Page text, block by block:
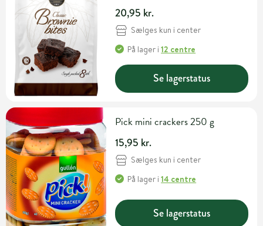
20,95 kr.
Sælges kun i center
På lager i12 centre
Se lagerstatus
Pick mini crackers 250 g
15,95 kr.
Sælges kun i center
På lager i14 centre
Se lagerstatus